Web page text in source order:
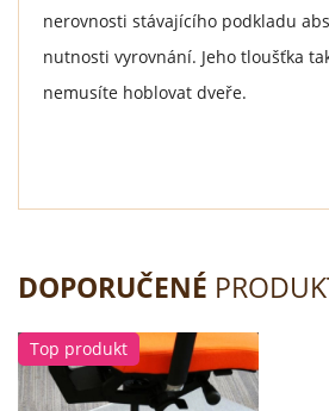
nerovnosti stávajícího podkladu
nutnosti vyrovnání. Jeho tloušťka
nemusíte hoblovat dveře.
DOPORUČENÉ
Top produkt